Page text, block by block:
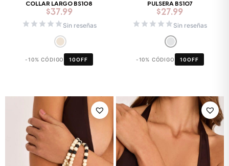
COLLAR LARGO BS108
$37.99
Sin reseñas
-10% CÓDIGO 10OFF
PULSERA BS107
$27.99
Sin reseñas
-10% CÓDIGO 10OFF